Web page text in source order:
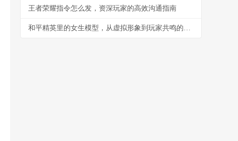
王者荣耀指令怎么发，资深玩家的高效沟通指南
和平精英里的女生模型，从虚拟形象到玩家共鸣的副标题